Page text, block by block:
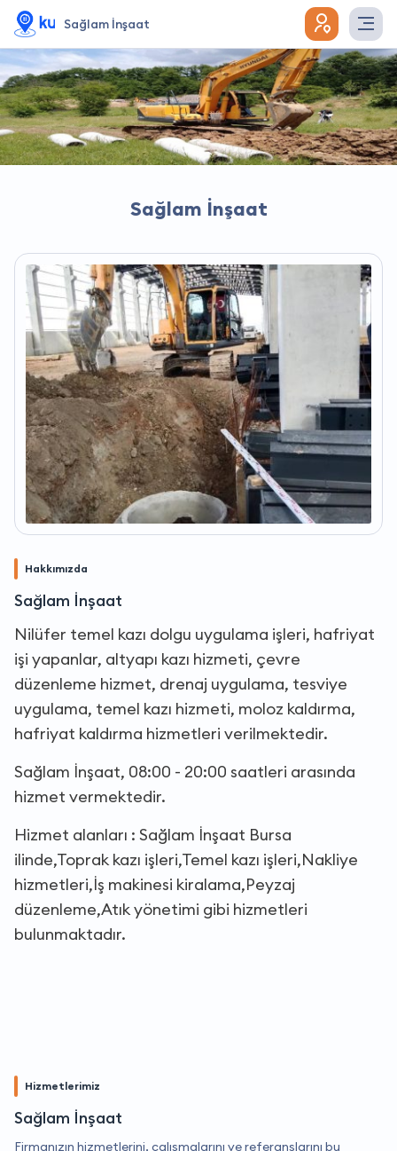
Sağlam İnşaat
Sağlam İnşaat
Hakkımızda
Sağlam İnşaat
Nilüfer temel kazı dolgu uygulama işleri, hafriyat
işi yapanlar, altyapı kazı hizmeti, çevre
düzenleme hizmet, drenaj uygulama, tesviye
uygulama, temel kazı hizmeti, moloz kaldırma,
hafriyat kaldırma hizmetleri verilmektedir.
Sağlam İnşaat, 08:00 - 20:00 saatleri arasında
hizmet vermektedir.
Hizmet alanları : Sağlam İnşaat Bursa
ilinde,Toprak kazı işleri,Temel kazı işleri,Nakliye
hizmetleri,İş makinesi kiralama,Peyzaj
düzenleme,Atık yönetimi gibi hizmetleri
bulunmaktadır.
Hizmetlerimiz
Sağlam İnşaat
Firmanızın hizmetlerini, çalışmalarını ve referanslarını bu